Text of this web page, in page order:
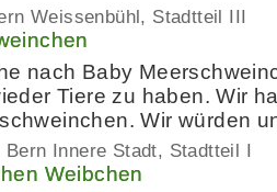
Weissenbühl, Stadtteil III
nach Baby
Tiere zu haben. Wir
Wir würden
Bern Innere Stadt, Stadtteil I
Weibchen